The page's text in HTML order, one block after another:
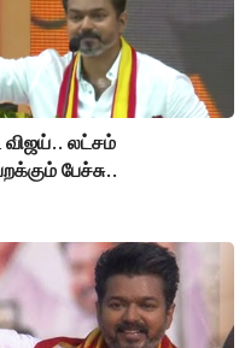
விஜய்.. லட்சம்
பேச்சு..